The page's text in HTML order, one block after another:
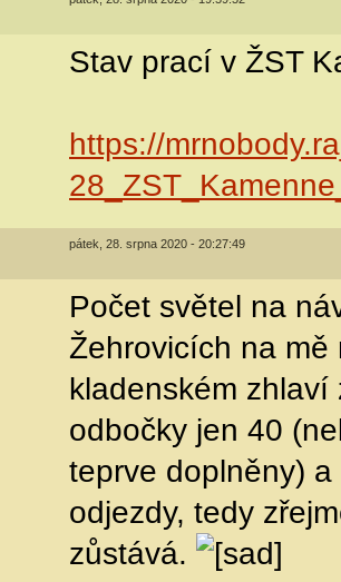
Stav prací v ŽST
https://
pátek, 28. srpna 2020 - 20:27:49
Počet světel na
Žehrovicích na mě
kladenském zhlaví
odbočky jen 40
teprve doplněny)
odjezdy, tedy
zůstává.